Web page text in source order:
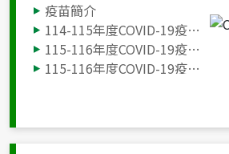
疫苗簡介
114-115年度COVID-19疫苗接種計畫
115-116年度COVID-19疫苗接種計畫
115-116年度COVID-19疫苗接種計畫實施對象(公費對象)
自費COVID-19疫苗接種院所